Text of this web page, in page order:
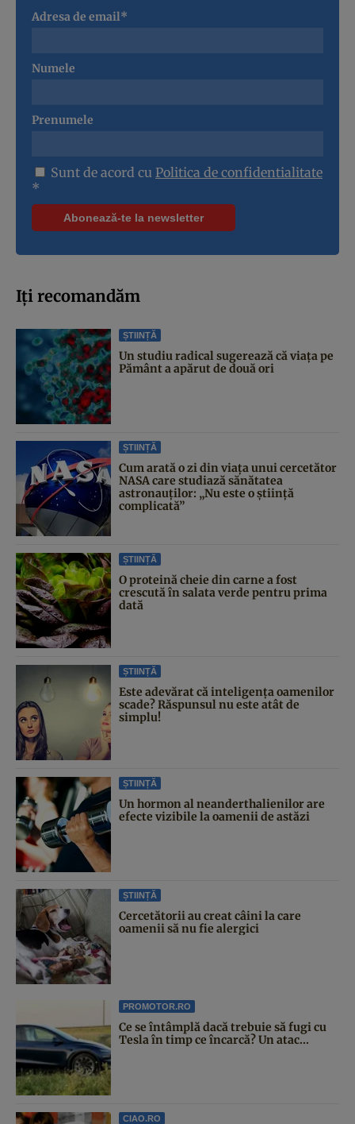
Adresa de email*
Numele
Prenumele
Sunt de acord cu Politica de confidentialitate
*
Iți recomandăm
ȘTIINȚĂ
Un studiu radical sugerează că viața pe
Pământ a apărut de două ori
ȘTIINȚĂ
Cum arată o zi din viața unui cercetător
NASA care studiază sănătatea
astronauților: „Nu este o știință
complicată”
ȘTIINȚĂ
O proteină cheie din carne a fost
crescută în salata verde pentru prima
dată
ȘTIINȚĂ
Este adevărat că inteligența oamenilor
scade? Răspunsul nu este atât de
simplu!
ȘTIINȚĂ
Un hormon al neanderthalienilor are
efecte vizibile la oamenii de astăzi
ȘTIINȚĂ
Cercetătorii au creat câini la care
oamenii să nu fie alergici
PROMOTOR.RO
Ce se întâmplă dacă trebuie să fugi cu
Tesla în timp ce încarcă? Un atac...
CIAO.RO